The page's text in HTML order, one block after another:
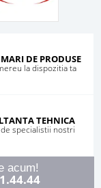
DE PRODUSE
la dispozitia ta
TEHNICA
specialistii nostri
acum!